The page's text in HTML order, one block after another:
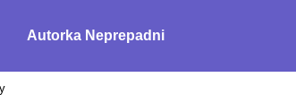
Autorka Neprepadni